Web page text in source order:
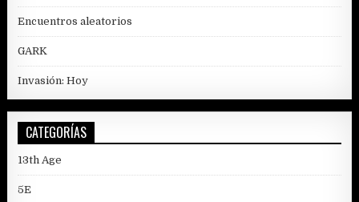
Encuentros aleatorios
GARK
Invasión: Hoy
CATEGORÍAS
13th Age
5E